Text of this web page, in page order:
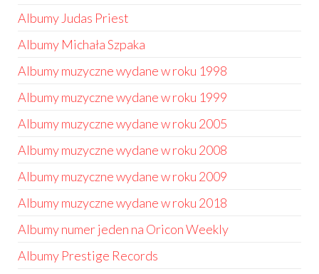
Albumy Judas Priest
Albumy Michała Szpaka
Albumy muzyczne wydane w roku 1998
Albumy muzyczne wydane w roku 1999
Albumy muzyczne wydane w roku 2005
Albumy muzyczne wydane w roku 2008
Albumy muzyczne wydane w roku 2009
Albumy muzyczne wydane w roku 2018
Albumy numer jeden na Oricon Weekly
Albumy Prestige Records